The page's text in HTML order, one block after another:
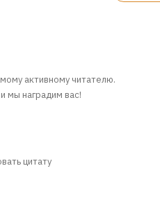
активному читателю.
мы наградим вас!
цитату